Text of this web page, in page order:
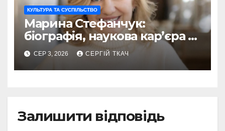
КУЛЬТУРА ТА СУСПІЛЬСТВО
Марина Стефанчук:
біографія, наукова кар’єра та
сім’я
СЕР 3, 2026 СЕРГІЙ ТКАЧ
Залишити відповідь